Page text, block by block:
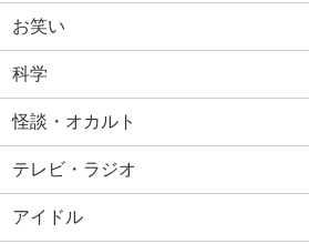
お笑い
科学
怪談・オカルト
テレビ・ラジオ
アイドル